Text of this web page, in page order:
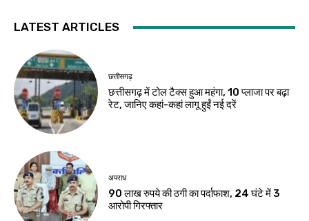
LATEST ARTICLES
छत्तीसगढ़
छत्तीसगढ़ में टोल टैक्स हुआ महंगा, 10 प्लाजा पर बढ़ा
रेट, जानिए कहां-कहां लागू हुईं नई दरें
अपराध
90 लाख रुपये की ठगी का पर्दाफाश, 24 घंटे में 3
आरोपी गिरफ्तार